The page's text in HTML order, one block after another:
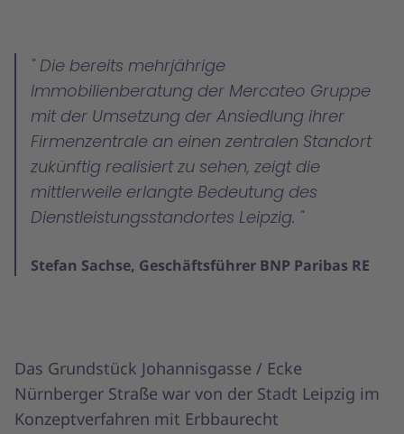
Die bereits mehrjährige
Immobilienberatung der Mercateo Gruppe
mit der Umsetzung der Ansiedlung ihrer
Firmenzentrale an einen zentralen Standort
zukünftig realisiert zu sehen, zeigt die
mittlerweile erlangte Bedeutung des
Dienstleistungsstandortes Leipzig.
Stefan Sachse, Geschäftsführer BNP Paribas RE
Das Grundstück Johannisgasse / Ecke
Nürnberger Straße war von der Stadt Leipzig im
Konzeptverfahren mit Erbbaurecht